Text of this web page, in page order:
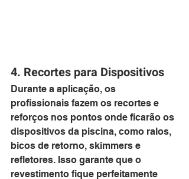
4. Recortes para Dispositivos
Durante a aplicação, os
profissionais fazem os recortes e
reforços nos pontos onde ficarão os
dispositivos da piscina, como ralos,
bicos de retorno, skimmers e
refletores. Isso garante que o
revestimento fique perfeitamente